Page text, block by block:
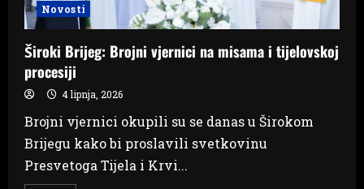
Novosti
Široki Brijeg: Brojni vjernici na misama i tijelovskoj
procesiji
4 lipnja, 2026
Brojni vjernici okupili su se danas u Širokom
Brijegu kako bi proslavili svetkovinu
Presvetoga Tijela i Krvi...